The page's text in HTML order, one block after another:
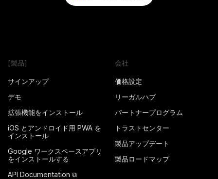
[製品]
サインアップ
デモ
拡張機能をインストール
iOS とアンドロイド用 PWA を
インストール
Google ワークスペースアプリ
をインストールする
API Documentation ⧉
会社
価格設定
リーガルハブ
パートナープログラム
トラストセンター
製品アップデート
製品ロードマップ